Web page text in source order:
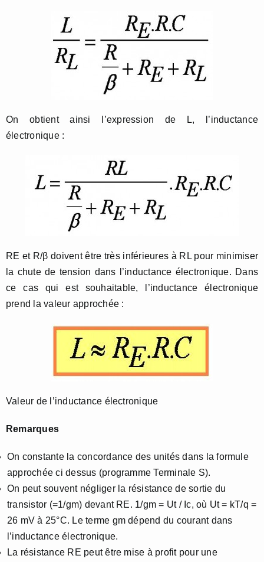
On obtient ainsi l’expression de L, l’inductance
électronique :
RE et R/β doivent être très inférieures à RL pour minimiser
la chute de tension dans l’inductance électronique. Dans
ce cas qui est souhaitable, l’inductance électronique
prend la valeur approchée :
Valeur de l’inductance électronique
Remarques
On constante la concordance des unités dans la formule
approchée ci dessus (programme Terminale S).
On peut souvent négliger la résistance de sortie du
transistor (=1/gm) devant RE. 1/gm = Ut / Ic, où Ut = kT/q =
26 mV à 25°C. Le terme gm dépend du courant dans
l’inductance électronique.
La résistance RE peut être mise à profit pour une